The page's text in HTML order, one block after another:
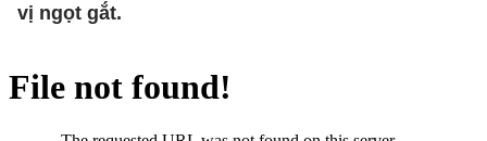
vị ngọt gắt.